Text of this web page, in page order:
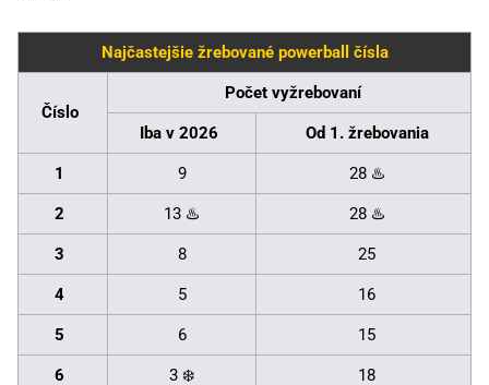
Najčastejšie žrebované powerball čísla
Číslo
Počet vyžrebovaní
Iba v 2026 Od 1. žrebovania
1 9 28 ♨️
2 13 ♨️ 28 ♨️
3 8 25
4 5 16
5 6 15
6 3 ❄️ 18